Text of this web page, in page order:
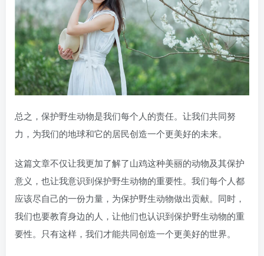
总之，保护野生动物是我们每个人的责任。让我们共同努
力，为我们的地球和它的居民创造一个更美好的未来。
这篇文章不仅让我更加了解了山鸡这种美丽的动物及其保护
意义，也让我意识到保护野生动物的重要性。我们每个人都
应该尽自己的一份力量，为保护野生动物做出贡献。同时，
我们也要教育身边的人，让他们也认识到保护野生动物的重
要性。只有这样，我们才能共同创造一个更美好的世界。